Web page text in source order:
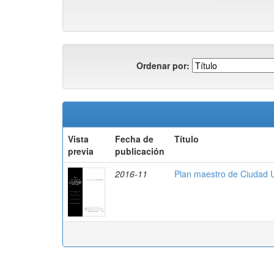
Ordenar por:
Vista
previa
Fecha de
publicación
Título
2016-11 Plan maestro de Ciudad